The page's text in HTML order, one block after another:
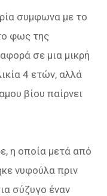
συμφωνα με το
φως της
σε μια μικρή
4 ετών, αλλά
βίου παίρνει
η οποία μετά από
νυφούλα πριν
σύζυγο έναν